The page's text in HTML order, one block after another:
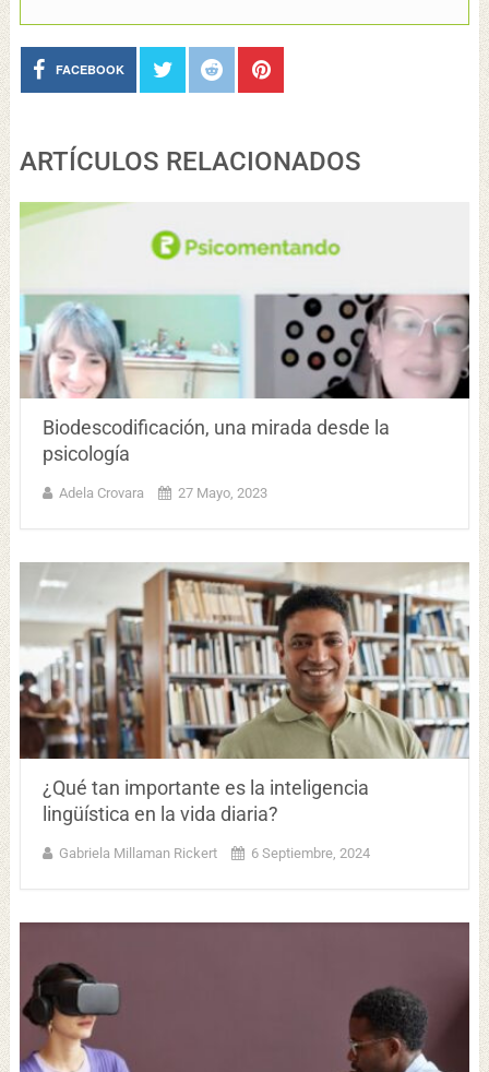
FACEBOOK
ARTÍCULOS RELACIONADOS
Biodescodificación, una mirada desde la
psicología
Adela Crovara 27 Mayo, 2023
¿Qué tan importante es la inteligencia
lingüística en la vida diaria?
Gabriela Millaman Rickert 6 Septiembre, 2024